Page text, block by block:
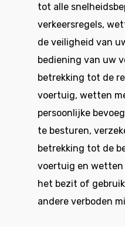
tot alle
verkeersregels,
de veiligheid van
bediening van uw
betrekking tot de
voertuig, wetten
persoonlijke
te besturen,
betrekking tot de
voertuig en
het bezit of
andere verboden